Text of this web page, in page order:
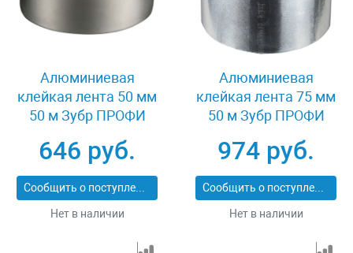
Алюминиевая
клейкая лента 50 мм
50 м Зубр ПРОФИ
646 руб.
Сообщить о поступлении
Нет в наличии
Алюминиевая
клейкая лента 75 мм
50 м Зубр ПРОФИ
974 руб.
Сообщить о поступлении
Нет в наличии